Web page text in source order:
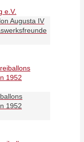
Augusta IV
1952